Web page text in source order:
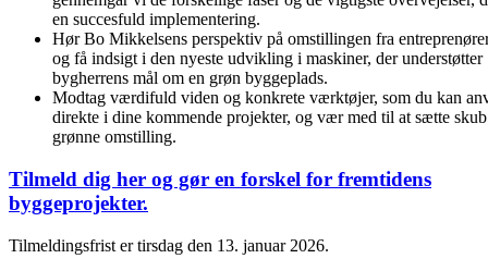
en succesfuld implementering.
Hør Bo Mikkelsens perspektiv på omstillingen fra
og få indsigt i den nyeste udvikling i maskiner, der understøtter
bygherrens mål om en grøn byggeplads.
Modtag værdifuld viden og konkrete værktøjer, som du kan
direkte i dine kommende projekter, og vær med til at sætte
grønne omstilling.
Tilmeld dig her og gør en forskel for fremtidens
byggeprojekter.
Tilmeldingsfrist er tirsdag den 13. januar 2026.